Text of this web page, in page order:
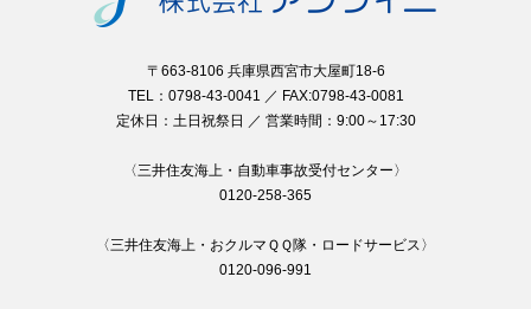
〒663-8106 兵庫県西宮市大屋町18-6
TEL：0798-43-0041 ／ FAX:0798-43-0081
定休日：土日祝祭日 ／ 営業時間：9:00～17:30
〈三井住友海上・自動車事故受付センター〉
0120-258-365
〈三井住友海上・おクルマＱＱ隊・ロードサービス〉
0120-096-991